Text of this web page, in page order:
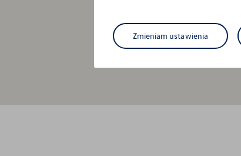
Zmieniam ustawienia